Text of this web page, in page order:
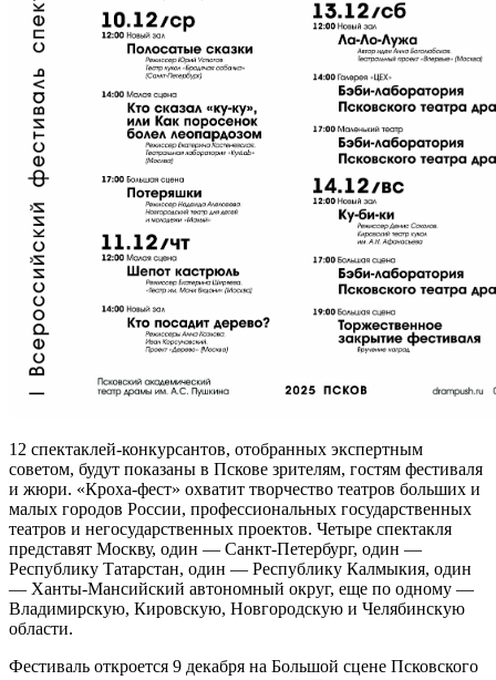
12 спектаклей-конкурсантов, отобранных экспертным
советом, будут показаны в Пскове зрителям, гостям фестиваля
и жюри. «Кроха-фест» охватит творчество театров больших и
малых городов России, профессиональных государственных
театров и негосударственных проектов. Четыре спектакля
представят Москву, один — Санкт-Петербург, один —
Республику Татарстан, один — Республику Калмыкия, один
— Ханты-Мансийский автономный округ, еще по одному —
Владимирскую, Кировскую, Новгородскую и Челябинскую
области.
Фестиваль откроется 9 декабря на Большой сцене Псковского